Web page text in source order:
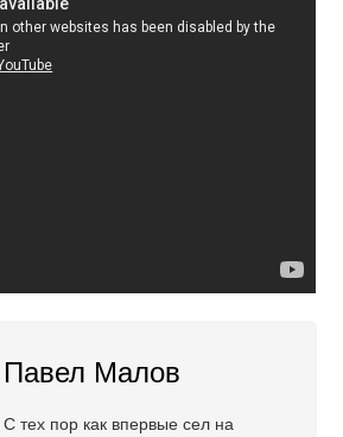
Павел Малов
С тех пор как впервые сел на